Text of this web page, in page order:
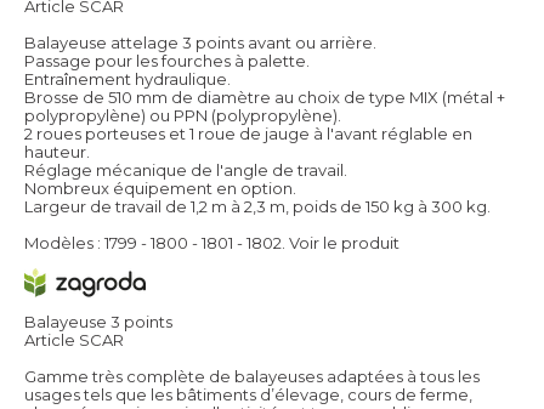
Article SCAR
Balayeuse attelage 3 points avant ou arrière.
Passage pour les fourches à palette.
Entraînement hydraulique.
Brosse de 510 mm de diamètre au choix de type MIX (métal +
polypropylène) ou PPN (polypropylène).
2 roues porteuses et 1 roue de jauge à l'avant réglable en
hauteur.
Réglage mécanique de l'angle de travail.
Nombreux équipement en option.
Largeur de travail de 1,2 m à 2,3 m, poids de 150 kg à 300 kg.
Modèles : 1799 - 1800 - 1801 - 1802. Voir le produit
Balayeuse 3 points
Article SCAR
Gamme très complète de balayeuses adaptées à tous les
usages tels que les bâtiments d’élevage, cours de ferme,